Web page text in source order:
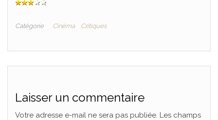
Catégorie Cinéma Critiques
Laisser un commentaire
Votre adresse e-mail ne sera pas publiée. Les champs